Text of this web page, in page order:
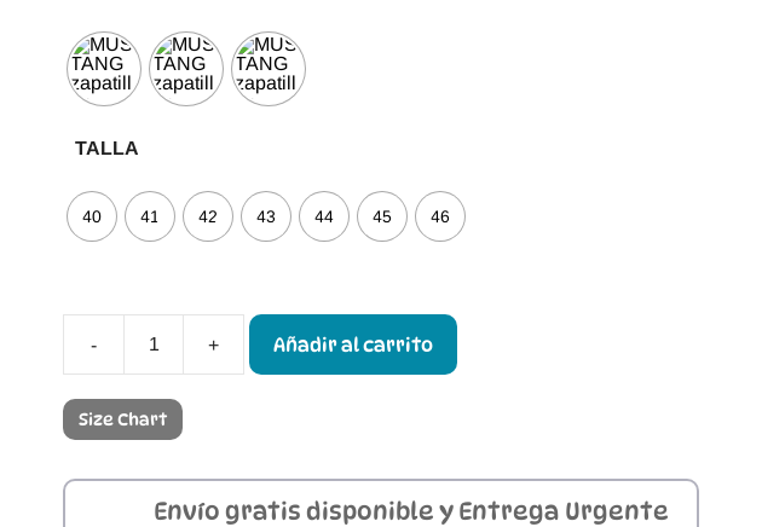
TALLA
40 41 42 43 44 45 46
-
Calzado
Barefoot
Hombre
Mustang
Free
84837
+ Añadir al carrito
Size Chart
Envío gratis disponible y Entrega Urgente